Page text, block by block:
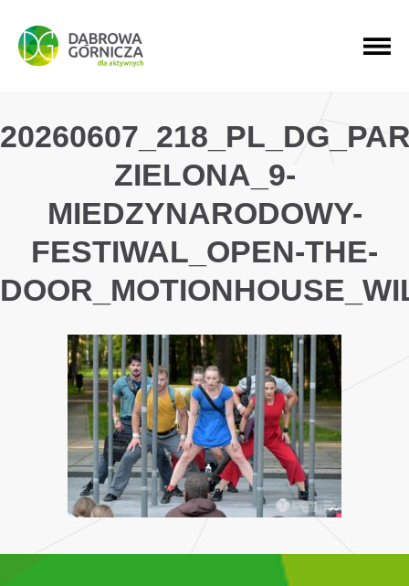
PRZEJDŹ DO MENU GŁÓWNEGO
PRZEJDŹ DO WYSZUKIWARKI
PRZEJDŹ DO TREŚCI
ZIELONA_9-
MIEDZYNARODOWY-
FESTIWAL_OPEN-THE-